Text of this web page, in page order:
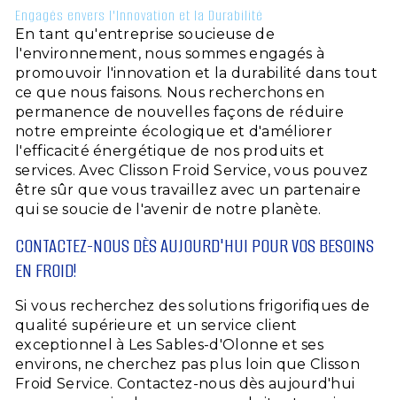
Engagés envers l'Innovation et la Durabilité
En tant qu'entreprise soucieuse de
l'environnement, nous sommes engagés à
promouvoir l'innovation et la durabilité dans tout
ce que nous faisons. Nous recherchons en
permanence de nouvelles façons de réduire
notre empreinte écologique et d'améliorer
l'efficacité énergétique de nos produits et
services. Avec Clisson Froid Service, vous pouvez
être sûr que vous travaillez avec un partenaire
qui se soucie de l'avenir de notre planète.
CONTACTEZ-NOUS DÈS AUJOURD'HUI POUR VOS BESOINS
EN FROID!
Si vous recherchez des solutions frigorifiques de
qualité supérieure et un service client
exceptionnel à Les Sables-d'Olonne et ses
environs, ne cherchez pas plus loin que Clisson
Froid Service. Contactez-nous dès aujourd'hui